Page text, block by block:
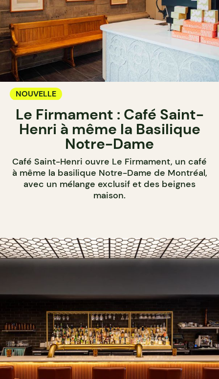
NOUVELLE
Le Firmament : Café Saint-
Henri à même la Basilique
Notre-Dame
Café Saint-Henri ouvre Le Firmament, un café
à même la basilique Notre-Dame de Montréal,
avec un mélange exclusif et des beignes
maison.